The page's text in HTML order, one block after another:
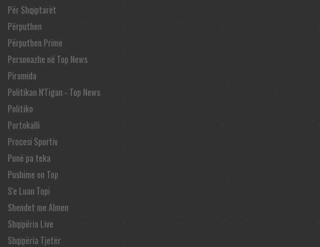
Për Shqiptarët
Përputhen
Përputhen Prime
Personazhe në Top News
Piramida
Politikan N'Tigan - Top News
Politiko
Portokalli
Procesi Sportiv
Punë pa teka
Pushime on Top
S'e Luan Topi
Shendet me Almen
Shqipëria Live
Shqipëria Tjetër